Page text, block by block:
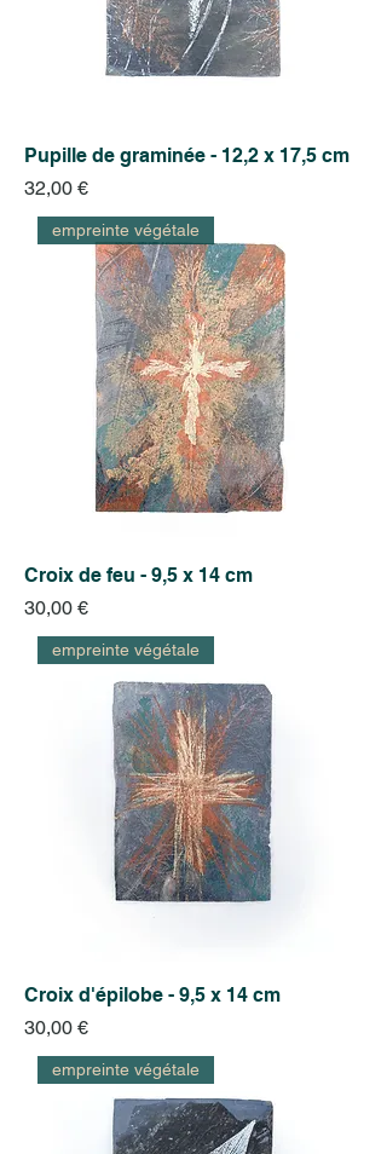
Pupille de graminée - 12,2 x 17,5 cm
Prix
32,00 €
empreinte végétale
Croix de feu - 9,5 x 14 cm
Prix
30,00 €
empreinte végétale
Croix d'épilobe - 9,5 x 14 cm
Prix
30,00 €
empreinte végétale